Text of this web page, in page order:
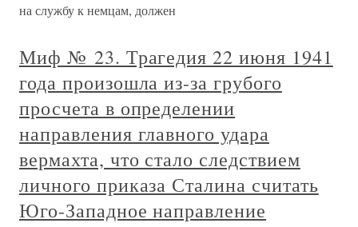
на службу к немцам, должен
Миф № 23. Трагедия 22 июня 1941
года произошла из-за грубого
просчета в определении
направления главного удара
вермахта, что стало следствием
личного приказа Сталина считать
Юго-Западное направление